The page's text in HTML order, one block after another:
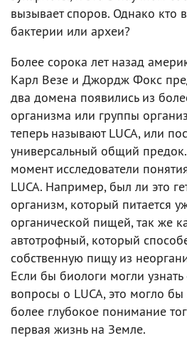
вызывает споров. Однако кто
бактерии или археи?
Более сорока лет назад
Карл Везе и Джордж Фокс
два домена появились из
организма или группы
теперь называют LUCA, или
универсальный общий
момент исследователи
LUCA. Например, был ли это
организм, который питается
органической пищей, так же
автотрофный, который
собственную пищу из
Если бы биологи могли узнать
вопросы о LUCA, это могло
более глубокое понимание
первая жизнь на Земле.